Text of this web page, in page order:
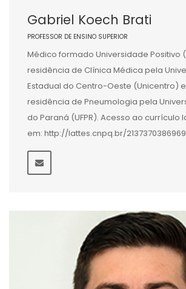
Gabriel Koech Brati
PROFESSOR DE ENSINO SUPERIOR
Médico formado Universidade Positivo
residência de Clínica Médica pela
Estadual do Centro-Oeste (Unicentro)
residência de Pneumologia pela
do Paraná (UFPR). Acesso ao currículo
em: http://lattes.cnpq.br/